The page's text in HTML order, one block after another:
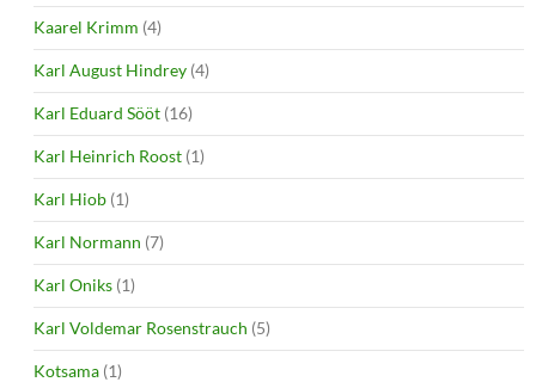
Kaarel Krimm (4)
Karl August Hindrey (4)
Karl Eduard Sööt (16)
Karl Heinrich Roost (1)
Karl Hiob (1)
Karl Normann (7)
Karl Oniks (1)
Karl Voldemar Rosenstrauch (5)
Kotsama (1)